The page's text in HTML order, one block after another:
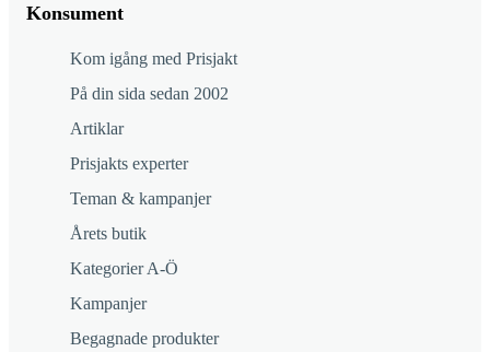
Konsument
Kom igång med Prisjakt
På din sida sedan 2002
Artiklar
Prisjakts experter
Teman & kampanjer
Årets butik
Kategorier A-Ö
Kampanjer
Begagnade produkter